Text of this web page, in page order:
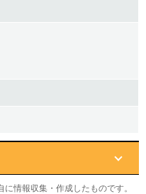
情報収集・作成したものです。